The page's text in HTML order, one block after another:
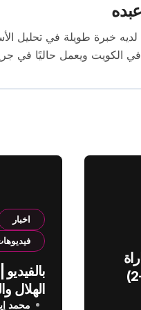
لديه خبرة طويلة في
الكويت ويعمل حاليًا في
الهلال والقادسية (1-2)
اخبار
محمد